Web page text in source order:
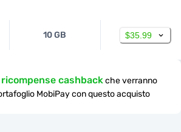
10 GB $35.99
cashbackche verranno
MobiPay con questo acquisto